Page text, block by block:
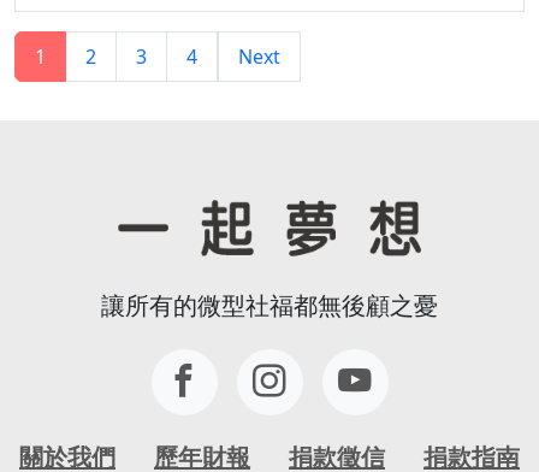
1 2 3 4 Next
讓所有的微型社福都無後顧之憂
關於我們 歷年財報 捐款徵信 捐款指南